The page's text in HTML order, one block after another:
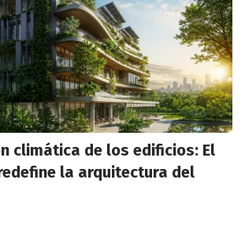
climática de los edificios: El
la arquitectura del